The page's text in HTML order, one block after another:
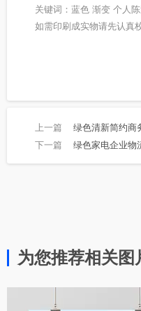
关键词：蓝色 渐变 个人
如需印刷成实物请先认真
上一篇 绿色清新简约商
下一篇 绿色家电企业物
为您推荐相关图